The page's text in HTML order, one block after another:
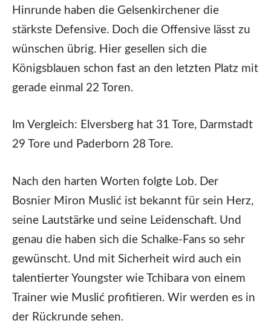
Hinrunde haben die Gelsenkirchener die
stärkste Defensive. Doch die Offensive lässt zu
wünschen übrig. Hier gesellen sich die
Königsblauen schon fast an den letzten Platz mit
gerade einmal 22 Toren.
Im Vergleich: Elversberg hat 31 Tore, Darmstadt
29 Tore und Paderborn 28 Tore.
Nach den harten Worten folgte Lob. Der
Bosnier Miron Muslić ist bekannt für sein Herz,
seine Lautstärke und seine Leidenschaft. Und
genau die haben sich die Schalke-Fans so sehr
gewünscht. Und mit Sicherheit wird auch ein
talentierter Youngster wie Tchibara von einem
Trainer wie Muslić profitieren. Wir werden es in
der Rückrunde sehen.